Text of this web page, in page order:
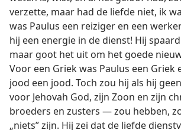
verzette, maar had de liefde niet, ik
was Paulus een reiziger en een
hij een energie in de dienst! Hij
maar goot het uit om het goede
Voor een Griek was Paulus een Griek
jood een jood. Toch zou hij als hij
voor Jehovah God, zijn Zoon en zijn
broeders en zusters — zou hebben,
„niets” zijn. Hij zei dat de liefde